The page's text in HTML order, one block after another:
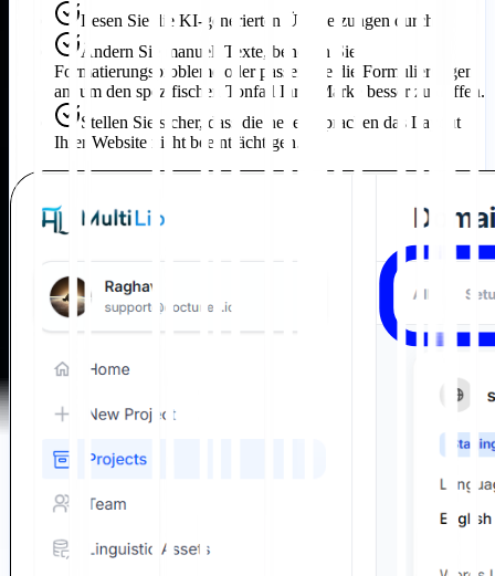
Lesen Sie die KI-generierten Übersetzungen durch.
Ändern Sie manuell Texte, beheben Sie
Formatierungsprobleme oder passen Sie die Formulierungen
an, um den spezifischen Tonfall Ihrer Marke besser zu treffen.
Stellen Sie sicher, dass die neuen Sprachen das Layout
Ihrer Website nicht beeinträchtigen.